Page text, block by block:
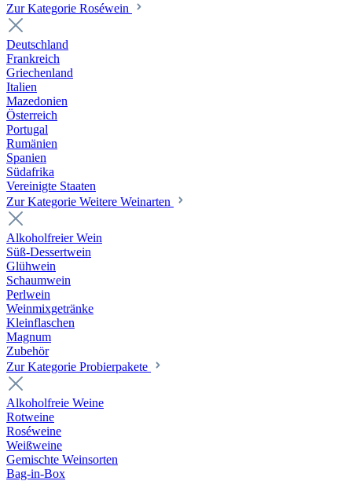
Zur Kategorie Roséwein
Deutschland
Frankreich
Griechenland
Italien
Mazedonien
Österreich
Portugal
Rumänien
Spanien
Südafrika
Vereinigte Staaten
Zur Kategorie Weitere Weinarten
Alkoholfreier Wein
Süß-Dessertwein
Glühwein
Schaumwein
Perlwein
Weinmixgetränke
Kleinflaschen
Magnum
Zubehör
Zur Kategorie Probierpakete
Alkoholfreie Weine
Rotweine
Roséweine
Weißweine
Gemischte Weinsorten
Bag-in-Box